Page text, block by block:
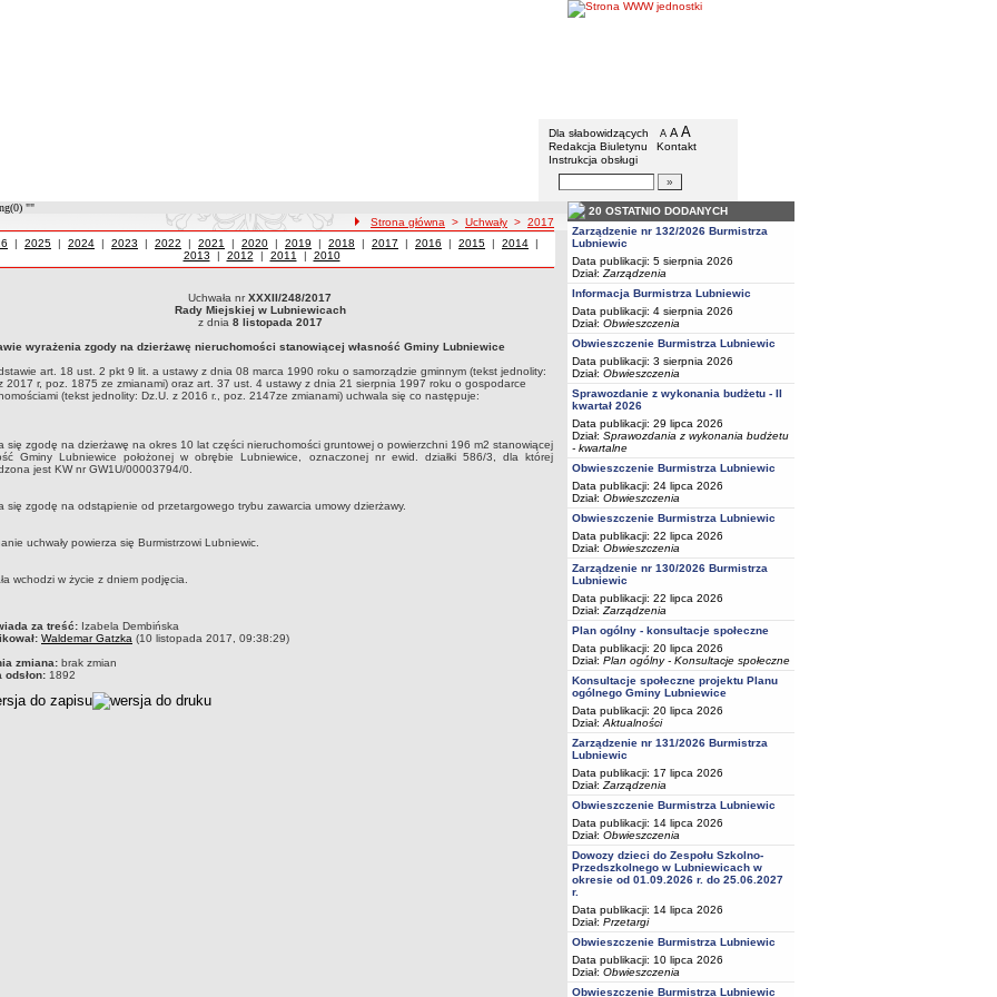
BIP - Urząd Miejski w Lubniewicach
Menu dodatkowe
Dla słabowidzących A pomniejsz czcionkę
A standardowy rozmiar czcionki
A
Redakcja Biuletynu
Kontakt
Instrukcja obsługi
Wyszukiwarka artykułów
""
ścieżka nawigacji
Strona główna > Uchwały > 2017
z roku
| Uchwały z roku
2025 | Uchwały z roku
2024 | Uchwały z roku
2023 | Uchwały z roku
2022 | Uchwały z roku
2021 | Uchwały z roku
2020 | Uchwały z roku
2019 | Uchwały z roku
2018 | Uchwały z roku
2017 | Uchwały z roku
2016 | Uchwały z roku
2015 | Uchwały z roku
2014 |
Uchwały z roku
2013 | Uchwały z roku
2012 | Uchwały z roku
2011 | Uchwały z roku
2010
nr XXXII/248/2017Rady Miejskiej w Lubniewicachz dnia 8 listopada 2017w sprawie wyrażenia zgody na dzierżawę nieruchomości stanowiącej własność Gminy
podstawie art. 18 ust. 2 pkt 9 lit. a ustawy z dnia 08 marca 1990 roku o samorządzie gminnym (tekst jednolity: Dz.U. z 2017 r, poz. 1875 ze zmianami) oraz art. 37
ustawy z dnia 21 sierpnia 1997 roku o gospodarce nieruchomościami (tekst jednolity: Dz.U. z 2016 r., poz. 2147ze zmianami) uchwala się co następuje:
Uchwała nrXXXII/248/2017
Rady Miejskiej w Lubniewicach
z dnia 8 listopada 2017
wyrażenia zgody na dzierżawę nieruchomości stanowiącej własność Gminy Lubniewice
art. 18 ust. 2 pkt 9 lit. a ustawy z dnia 08 marca 1990 roku o samorządzie gminnym (tekst jednolity:
2017 r, poz. 1875 ze zmianami) oraz art. 37 ust. 4 ustawy z dnia 21 sierpnia 1997 roku o gospodarce
(tekst jednolity: Dz.U. z 2016 r., poz. 2147ze zmianami) uchwala się co następuje:
się zgodę na dzierżawę na okres 10 lat części nieruchomości gruntowej o powierzchni 196 m2 stanowiącej
Gminy Lubniewice położonej w obrębie Lubniewice, oznaczonej nr ewid. działki 586/3, dla której
jest KW nr GW1U/00003794/0.
się zgodę na odstąpienie od przetargowego trybu zawarcia umowy dzierżawy.
uchwały powierza się Burmistrzowi Lubniewic.
wchodzi w życie z dniem podjęcia.
za treść: Izabela Dembińska
Waldemar Gatzka (10 listopada 2017, 09:38:29)
zmiana: brak zmian
odsłon: 1892
20 OSTATNIO DODANYCH
Zarządzenie nr 132/2026 Burmistrza
Lubniewic
Data publikacji: 5 sierpnia 2026
Dział: Zarządzenia
Informacja Burmistrza Lubniewic
Data publikacji: 4 sierpnia 2026
Dział: Obwieszczenia
Obwieszczenie Burmistrza Lubniewic
Data publikacji: 3 sierpnia 2026
Dział: Obwieszczenia
Sprawozdanie z wykonania budżetu - II
kwartał 2026
Data publikacji: 29 lipca 2026
Dział: Sprawozdania z wykonania budżetu
- kwartalne
Obwieszczenie Burmistrza Lubniewic
Data publikacji: 24 lipca 2026
Dział: Obwieszczenia
Obwieszczenie Burmistrza Lubniewic
Data publikacji: 22 lipca 2026
Dział: Obwieszczenia
Zarządzenie nr 130/2026 Burmistrza
Lubniewic
Data publikacji: 22 lipca 2026
Dział: Zarządzenia
Plan ogólny - konsultacje społeczne
Data publikacji: 20 lipca 2026
Dział: Plan ogólny - Konsultacje społeczne
Konsultacje społeczne projektu Planu
ogólnego Gminy Lubniewice
Data publikacji: 20 lipca 2026
Dział: Aktualności
Zarządzenie nr 131/2026 Burmistrza
Lubniewic
Data publikacji: 17 lipca 2026
Dział: Zarządzenia
Obwieszczenie Burmistrza Lubniewic
Data publikacji: 14 lipca 2026
Dział: Obwieszczenia
Dowozy dzieci do Zespołu Szkolno-
Przedszkolnego w Lubniewicach w
okresie od 01.09.2026 r. do 25.06.2027
r.
Data publikacji: 14 lipca 2026
Dział: Przetargi
Obwieszczenie Burmistrza Lubniewic
Data publikacji: 10 lipca 2026
Dział: Obwieszczenia
Obwieszczenie Burmistrza Lubniewic